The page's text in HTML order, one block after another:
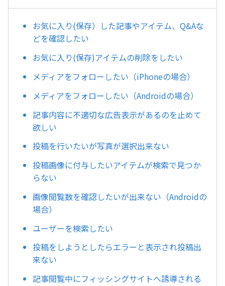
お気に入り(保存）した記事やアイテム、Q&Aな
どを確認したい
お気に入り(保存)アイテムの削除をしたい
メディアをフォローしたい（iPhoneの場合）
メディアをフォローしたい（Androidの場合）
記事内容に不適切な広告表示があるのを止めて
欲しい
投稿を行いたいが写真が選択出来ない
投稿画像に付与したいアイテムが検索で見つか
らない
画像閲覧数を確認したいが出来ない（Androidの
場合）
ユーザーを検索したい
投稿をしようとしたらエラーと表示され投稿出
来ない
記事閲覧中にフィッシングサイトへ誘導される